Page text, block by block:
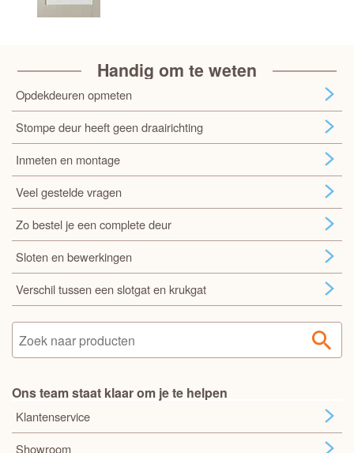
Handig om te weten
Opdekdeuren opmeten
Stompe deur heeft geen draairichting
Inmeten en montage
Veel gestelde vragen
Zo bestel je een complete deur
Sloten en bewerkingen
Verschil tussen een slotgat en krukgat
Ons team staat klaar om je te helpen
Klantenservice
Showroom